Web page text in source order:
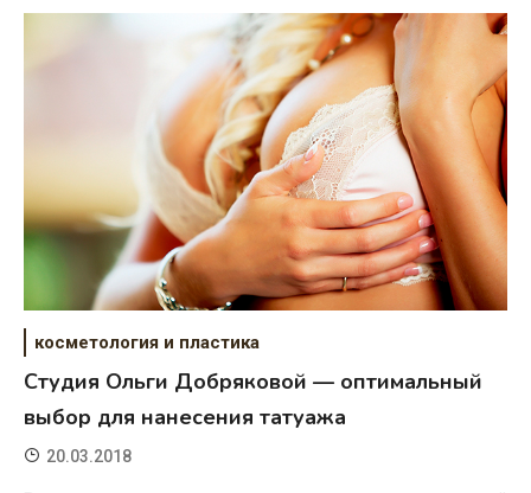
косметология и пластика
Студия Ольги Добряковой — оптимальный
выбор для нанесения татуажа
20.03.2018